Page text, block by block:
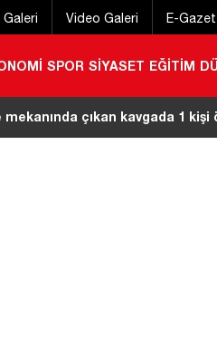
Video Galeri E-
SPOR SİYASET EĞİTİM
kırıp servet çalmışlardı!